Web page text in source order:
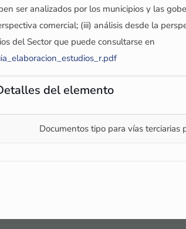
ser analizados por los municipios y las
comercial; (iii) análisis desde la
del Sector que puede consultarse en
del elemento
Documentos tipo para vías